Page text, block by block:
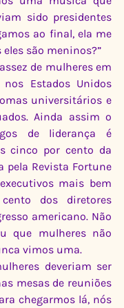
sido presidentes
ao final, ela me
são meninos?”
de mulheres em
Estados Unidos
universitários e
Ainda assim o
de liderança é
pela Revista Fortune
mais bem
dos diretores
americano. Não
que mulheres não
vimos uma.
deveriam ser
mesas de reuniões
chegarmos lá, nós